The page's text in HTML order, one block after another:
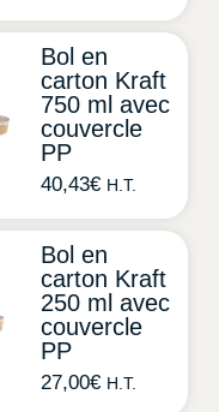
Bol en
carton Kraft
750 ml avec
couvercle
PP
40,43€ H.T.
Bol en
carton Kraft
250 ml avec
couvercle
PP
27,00€ H.T.